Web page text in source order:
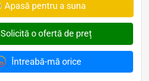
Apasă pentru a suna
Solicită o ofertă de preț
Întreabă-mă orice